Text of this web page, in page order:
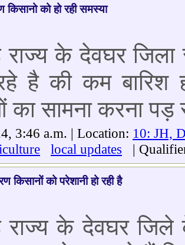
को हो रही समस्या
के देवघर जिला
है की कम बारिश
सामना करना पड़
3:46 a.m. | Location: 10: JH,
local updates |
किसानों को परेशानी हो रही है
राज्य के देवघर जिले